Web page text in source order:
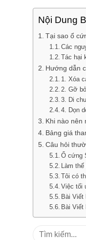
Nội Dung
Tại sao ổ
Các
Tác hại
Hướng dẫn
1. Xóa
2. Gỡ
3. Di
4. Dọn
Khi nào nên
Bảng giá
Câu hỏi
Ổ cứng
Làm
Tôi có
Việc tối
Bài Viết
Bài Viết
Tìm